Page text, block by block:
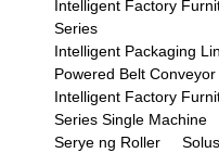
Intelligent Factory
Series
Intelligent Packaging
Powered Belt
Intelligent Factory
Series Single Machine
Serye ng Roller